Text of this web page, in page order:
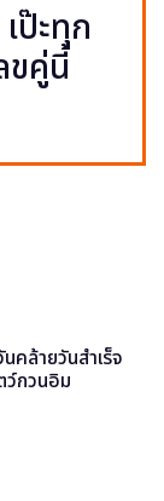
ป๊ะทุก
คู่นี้
คล้ายวันสำเร็จ
ว์กวนอิม